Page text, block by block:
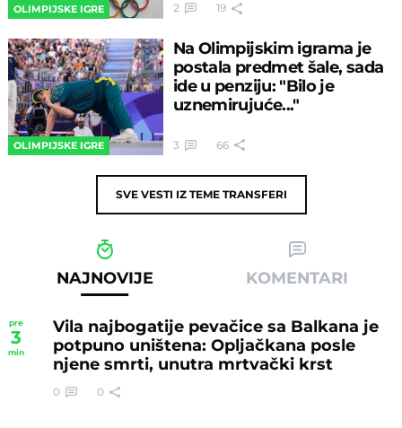
OLIMPIJSKE IGRE 2 19
OLIMPIJSKE IGRE
Na Olimpijskim igrama je
postala predmet šale, sada
ide u penziju: "Bilo je
uznemirujuće..."
3 66
SVE VESTI IZ TEME TRANSFERI
NAJNOVIJE KOMENTARI
pre
3
min
Vila najbogatije pevačice sa Balkana je
potpuno uništena: Opljačkana posle
njene smrti, unutra mrtvački krst
0 0